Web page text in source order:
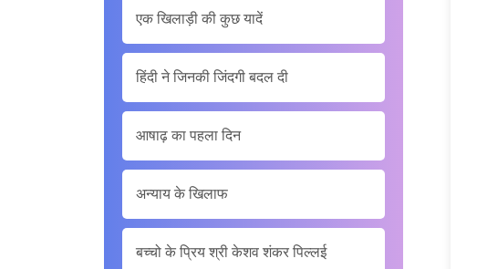
एक खिलाड़ी की कुछ यादें
हिंदी ने जिनकी जिंदगी बदल दी
आषाढ़ का पहला दिन
अन्याय के खिलाफ
बच्चो के प्रिय श्री केशव शंकर पिल्लई